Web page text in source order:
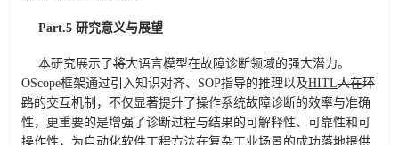
Part.5 研究意义与展望
本研究展示了将大语言模型在故障诊断领域的强大潜力。
OScope框架通过引入知识对齐、SOP指导的推理以及HITL人在环
路的交互机制，不仅显著提升了操作系统故障诊断的效率与准确
性，更重要的是增强了诊断过程与结果的可解释性、可靠性和可
操作性，为自动化软件工程方法在复杂工业场景的成功落地提供